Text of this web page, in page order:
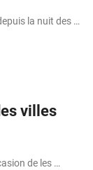
la nuit des …
villes
de les …